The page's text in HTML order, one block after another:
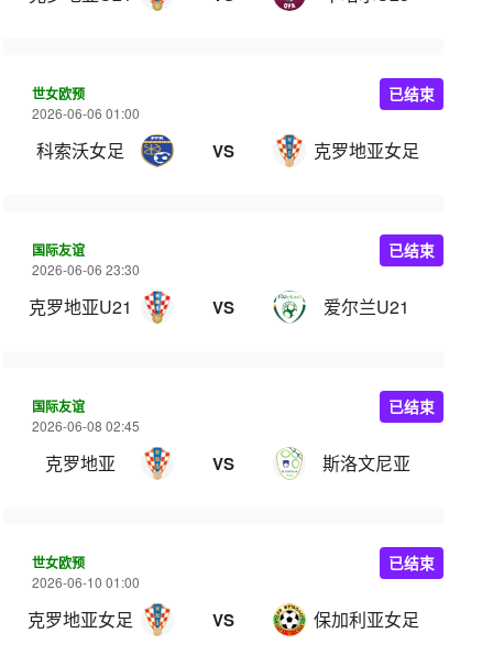
世女欧预
2026-06-06 01:00
科索沃女足 VS 克罗地亚女足
已结束
国际友谊
2026-06-06 23:30
克罗地亚U21 VS 爱尔兰U21
已结束
国际友谊
2026-06-08 02:45
克罗地亚 VS 斯洛文尼亚
已结束
世女欧预
2026-06-10 01:00
克罗地亚女足 VS 保加利亚女足
已结束